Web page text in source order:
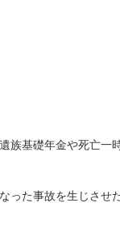
族基礎年金や死亡一
った事故を生じさせ